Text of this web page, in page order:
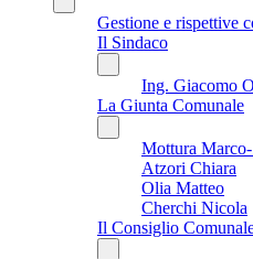
Gestione e rispettive
Il Sindaco
Ing. Giacomo
La Giunta Comunale
Mottura
Atzori Chiara
Olia Matteo
Cherchi Nicola
Il Consiglio